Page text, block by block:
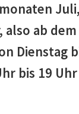
ab
Dienstag
bis 19